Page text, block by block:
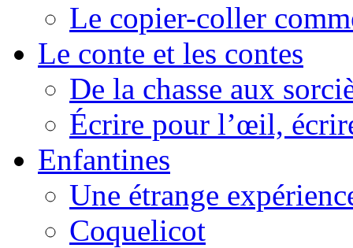
Le copier-coller
Le conte et les contes
De la chasse aux
Écrire pour l’œil,
Enfantines
Une étrange
Coquelicot